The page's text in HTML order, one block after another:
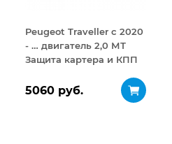
Peugeot Traveller с 2020
- … двигатель 2,0 МТ
Защита картера и КПП
5060 руб.